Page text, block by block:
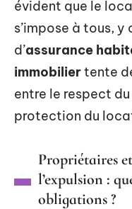
évident que le
s’impose à tous,
d’assurance
immobiliertente
entre le respect
protection du
Propriétaires
l’expulsion :
obligations ?